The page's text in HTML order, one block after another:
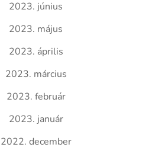
2023. június
2023. május
2023. április
2023. március
2023. február
2023. január
2022. december